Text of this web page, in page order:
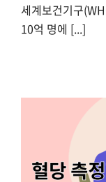
세계보건기구
10억 명에 [...]